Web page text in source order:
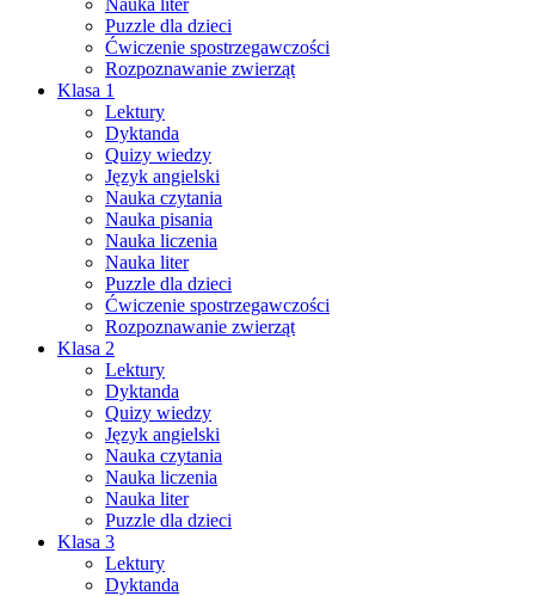
Puzzle dla dzieci
Ćwiczenie spostrzegawczości
Rozpoznawanie zwierząt
Klasa 1
Lektury
Dyktanda
Quizy wiedzy
Język angielski
Nauka czytania
Nauka pisania
Nauka liczenia
Nauka liter
Puzzle dla dzieci
Ćwiczenie spostrzegawczości
Rozpoznawanie zwierząt
Klasa 2
Lektury
Dyktanda
Quizy wiedzy
Język angielski
Nauka czytania
Nauka liczenia
Nauka liter
Puzzle dla dzieci
Klasa 3
Lektury
Dyktanda